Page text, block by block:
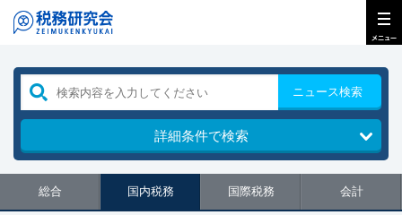
ニュース検索
詳細条件で検索
総合 国内税務 国際税務 会計